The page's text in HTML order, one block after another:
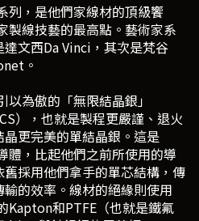
列，是他們家線材的頂級饗
製線技藝的最高點。藝術家系
文西Da Vinci，其次是梵谷
。
為傲的「無限結晶銀」
），也就是製程更嚴謹、退火
更完美的單結晶銀。這是
體，比起他們之前所使用的導
採用他們拿手的單芯結構，傳
的效率。線材的絕緣則使用
Kapton和PTFE（也就是鐵氟